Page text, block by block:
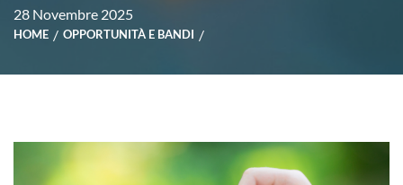
28 Novembre 2025
HOME OPPORTUNITÀ E BANDI